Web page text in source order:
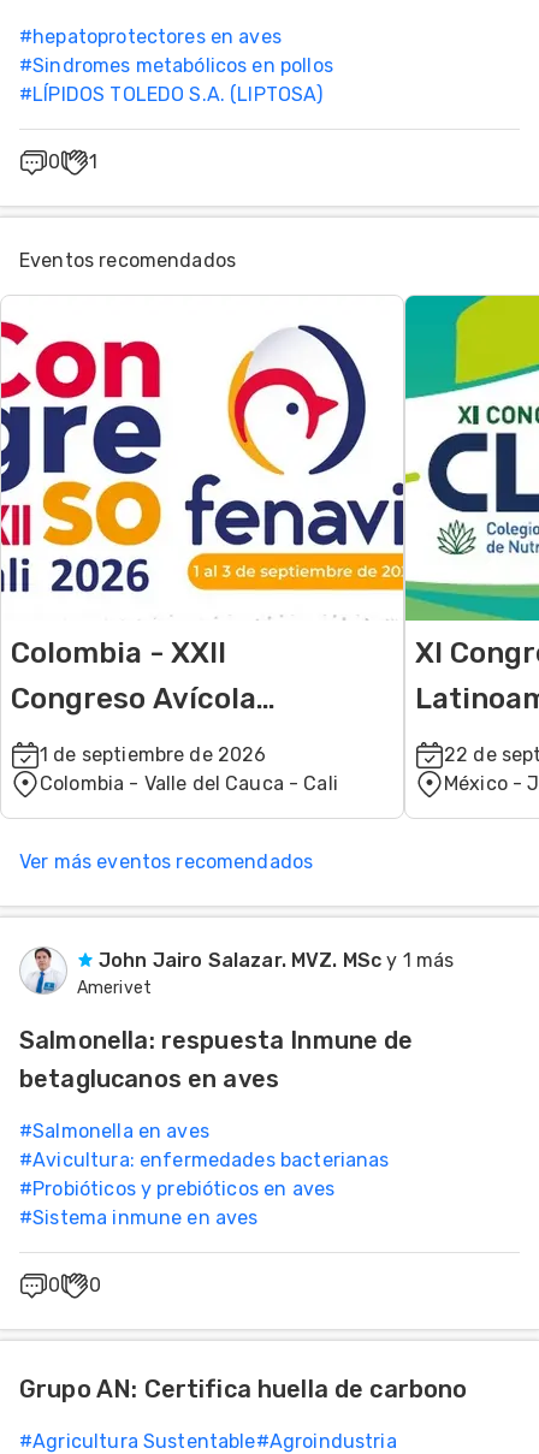
#hepatoprotectores en aves
#Sindromes metabólicos en pollos
#LÍPIDOS TOLEDO S.A. (LIPTOSA)
0 1
Eventos recomendados
Colombia - XXII
Congreso Avícola
FENAVI 2026
1 de septiembre de 2026
Colombia - Valle del Cauca - Cali
XI
CLANA
22 de
México -
Ver más eventos recomendados
John Jairo Salazar. MVZ. MSc y 1 más
Amerivet
Salmonella: respuesta Inmune de
betaglucanos en aves
#Salmonella en aves
#Avicultura: enfermedades bacterianas
#Probióticos y prebióticos en aves
#Sistema inmune en aves
0 0
Grupo AN: Certifica huella de carbono
#Agricultura Sustentable#Agroindustria